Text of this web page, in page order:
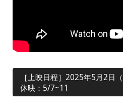
［上映日程］2025年5月2日
休映：5/7~11